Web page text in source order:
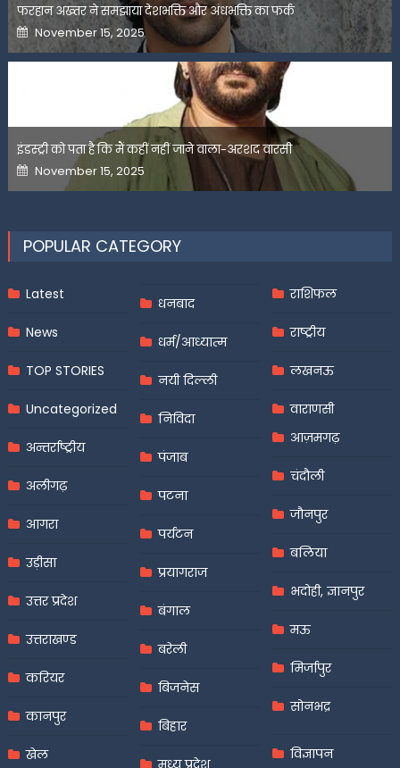
फरहान अख्तर ने समझाया देशभक्ति और अंधभक्ति का फर्क
Posted
on
November 15, 2025
इंडस्ट्री को पता है कि मैं कहीं नहीं जाने वाला-अरशद वारसी
Posted
on
November 15, 2025
POPULAR CATEGORY
Latest
News
TOP STORIES
Uncategorized
अन्तर्राष्ट्रीय
अलीगढ़
आगरा
उड़ीसा
उत्तर प्रदेश
उत्तराखण्ड
करियर
कानपुर
खेल
धनबाद
धर्म/आध्यात्म
नयी दिल्ली
निविदा
पंजाब
पटना
पर्यटन
प्रयागराज
बंगाल
बरेली
बिजनेस
बिहार
राशिफल
राष्ट्रीय
लखनऊ
वाराणसी
आज़मगढ़
चंदौली
जौनपुर
बलिया
भदोही, ज्ञानपुर
मऊ
मिर्जापुर
सोनभद्र
विज्ञापन